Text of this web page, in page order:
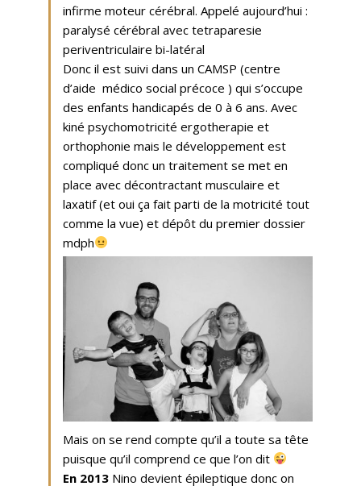
infirme moteur cérébral. Appelé aujourd’hui :
paralysé cérébral avec tetraparesie
periventriculaire bi-latéral
Donc il est suivi dans un CAMSP (centre
d’aide médico social précoce ) qui s’occupe
des enfants handicapés de 0 à 6 ans. Avec
kiné psychomotricité ergotherapie et
orthophonie mais le développement est
compliqué donc un traitement se met en
place avec décontractant musculaire et
laxatif (et oui ça fait parti de la motricité tout
comme la vue) et dépôt du premier dossier
mdph
Mais on se rend compte qu’il a toute sa tête
puisque qu’il comprend ce que l’on dit
En 2013 Nino devient épileptique donc on